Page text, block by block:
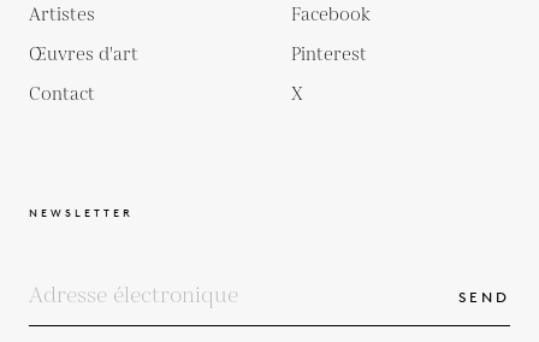
Artistes
Œuvres d'art
Contact
Facebook
Pinterest
X
NEWSLETTER
SEND